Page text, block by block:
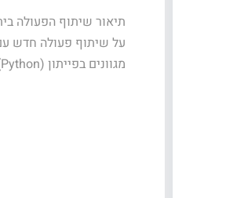
תיאור שיתוף הפעולה
מגוונים בפייתון (Python).…